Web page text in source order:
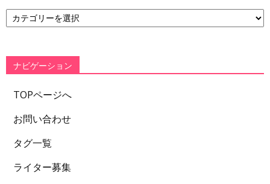
カ
テ
ー
ナビゲーション
TOPページへ
お問い合わせ
タグ一覧
ライター募集